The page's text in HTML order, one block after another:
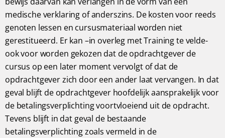
medische verklaring of anderszins. De kosten voor reeds
genoten lessen en cursusmateriaal worden niet
gerestitueerd. Er kan –in overleg met Training te velde-
ook voor worden gekozen dat de opdrachtgever de
cursus op een later moment vervolgt of dat de
opdrachtgever zich door een ander laat vervangen. In dat
geval blijft de opdrachtgever hoofdelijk aansprakelijk voor
de betalingsverplichting voortvloeiend uit de opdracht.
Tevens blijft in dat geval de bestaande
betalingsverplichting zoals vermeld in de